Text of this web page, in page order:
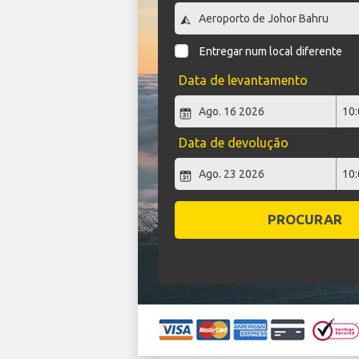
Entregar num local diferente
Data de levantamento
Data de devolução
PROCURAR